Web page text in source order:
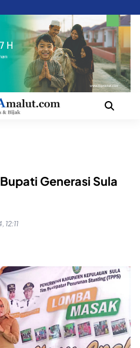
Generasi Sula
12:11